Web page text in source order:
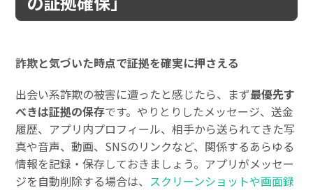
詐欺と気づいた時点で証拠を確実に押さえる
出会い系詐欺の被害に遭ったと感じたら、まず最優先す
べきは証拠の保存です。やりとりしたメッセージ、送金
履歴、アプリ内プロフィール、相手から送られてきた写
真や音声、動画、SNSのリンクなど、関係するあらゆる
情報を記録・保存しておきましょう。アプリがメッセー
ジを自動削除する場合は、 スクリーンショットや画面録